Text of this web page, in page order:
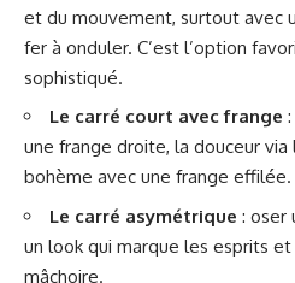
et du mouvement, surtout avec
fer à onduler. C’est l’option
sophistiqué.
Le carré court avec frange
une frange droite, la douceur via
bohème avec une frange effilée.
Le carré asymétrique : oser
un look qui marque les esprits
mâchoire.